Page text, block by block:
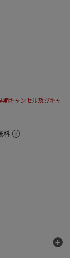
キャンセル及びキャ
料